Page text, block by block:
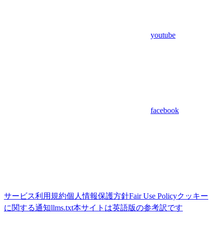
youtube
facebook
サービス利用規約個人情報保護方針Fair Use Policyクッキー
に関する通知llms.txt本サイトは英語版の参考訳です